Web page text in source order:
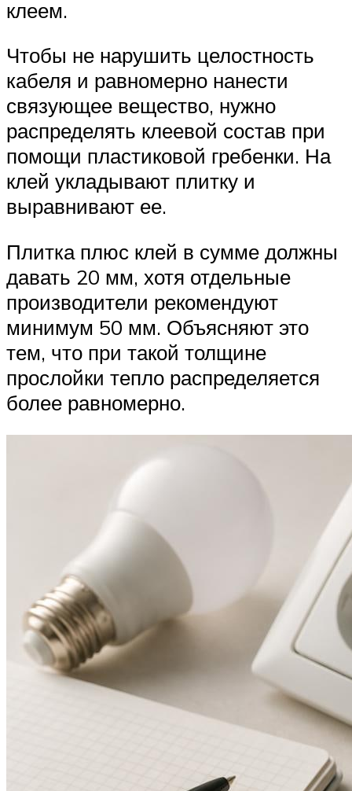
клеем.
Чтобы не нарушить целостность
кабеля и равномерно нанести
связующее вещество, нужно
распределять клеевой состав при
помощи пластиковой гребенки. На
клей укладывают плитку и
выравнивают ее.
Плитка плюс клей в сумме должны
давать 20 мм, хотя отдельные
производители рекомендуют
минимум 50 мм. Объясняют это
тем, что при такой толщине
прослойки тепло распределяется
более равномерно.